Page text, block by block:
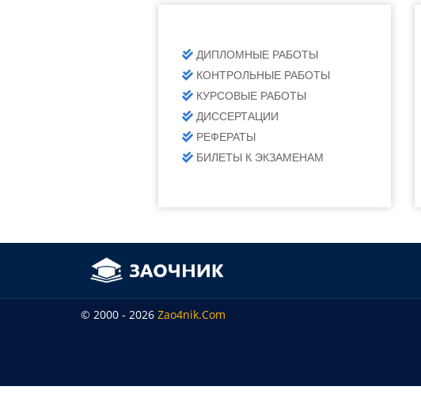
ДИПЛОМНЫЕ РАБОТЫ
КОНТРОЛЬНЫЕ РАБОТЫ
КУРСОВЫЕ РАБОТЫ
ДИССЕРТАЦИИ
РЕФЕРАТЫ
БИЛЕТЫ К ЭКЗАМЕНАМ
© 2000 - 2026 Zao4nik.com